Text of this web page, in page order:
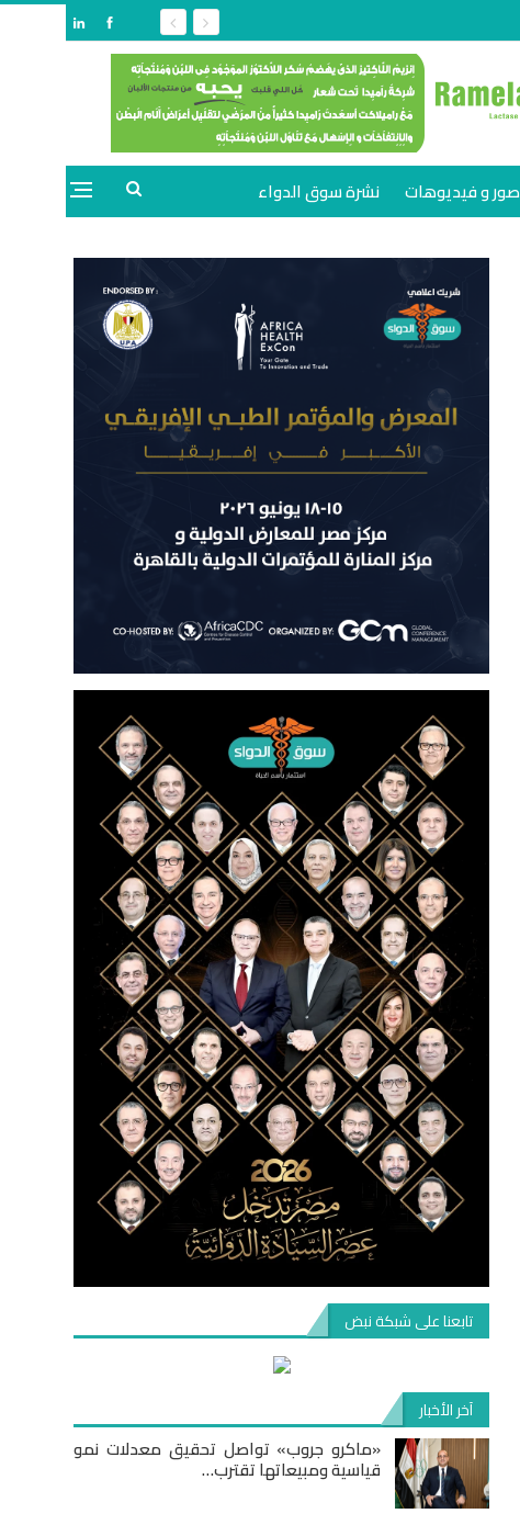
صور و فيديوهات نشرة سوق الدواء
تابعنا على شبكة نبض
آخر الأخبار
«ماكرو جروب» تواصل تحقيق معدلات نمو
قياسية ومبيعاتها تقترب…